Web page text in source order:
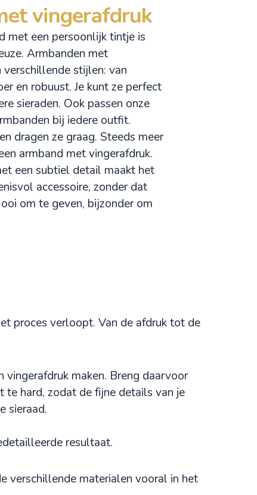
vingerafdruk
met een persoonlijk tintje is
Armbanden met
verschillende stijlen: van
en robuust. Je kunt ze perfect
sieraden. Ook passen onze
bij iedere outfit.
dragen ze graag. Steeds meer
armband met vingerafdruk.
een subtiel detail maakt het
accessoire, zonder dat
om te geven, bijzonder om
proces verloopt. Van de afdruk tot de
maken. Breng daarvoor
te hard, zodat de fijne details van je
sieraad.
resultaat.
verschillende materialen vooral in het